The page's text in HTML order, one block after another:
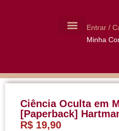
Entrar /
Minha
Ciência Oculta em
[Paperback]
R$ 19,90